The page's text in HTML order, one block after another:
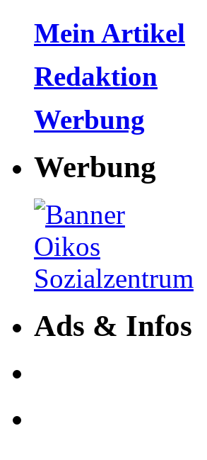
Mein Artikel
Redaktion
Werbung
Werbung
Ads & Infos